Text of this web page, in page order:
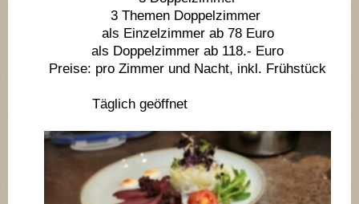
3 Themen Doppelzimmer
als Einzelzimmer ab 78 Euro
als Doppelzimmer ab 118.- Euro
Preise: pro Zimmer und Nacht, inkl. Frühstück
Täglich geöffnet